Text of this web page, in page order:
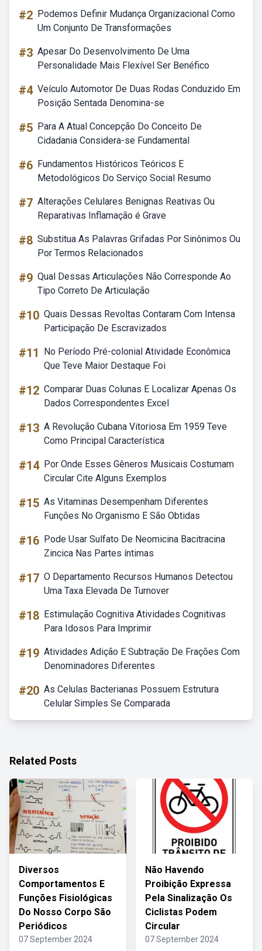
#2 Podemos Definir Mudança Organizacional Como
Um Conjunto De Transformações
#3 Apesar Do Desenvolvimento De Uma
Personalidade Mais Flexível Ser Benéfico
#4 Veículo Automotor De Duas Rodas Conduzido Em
Posição Sentada Denomina-se
#5 Para A Atual Concepção Do Conceito De
Cidadania Considera-se Fundamental
#6 Fundamentos Históricos Teóricos E
Metodológicos Do Serviço Social Resumo
#7 Alterações Celulares Benignas Reativas Ou
Reparativas Inflamação é Grave
#8 Substitua As Palavras Grifadas Por Sinônimos Ou
Por Termos Relacionados
#9 Qual Dessas Articulações Não Corresponde Ao
Tipo Correto De Articulação
#10 Quais Dessas Revoltas Contaram Com Intensa
Participação De Escravizados
#11
No Período Pré-colonial Atividade Econômica
Que Teve Maior Destaque Foi
#12 Comparar Duas Colunas E Localizar Apenas Os
Dados Correspondentes Excel
#13 A Revolução Cubana Vitoriosa Em 1959 Teve
Como Principal Característica
#14 Por Onde Esses Gêneros Musicais Costumam
Circular Cite Alguns Exemplos
#15 As Vitaminas Desempenham Diferentes
Funções No Organismo E São Obtidas
#16 Pode Usar Sulfato De Neomicina Bacitracina
Zincica Nas Partes íntimas
#17 O Departamento Recursos Humanos Detectou
Uma Taxa Elevada De Turnover
#18 Estimulação Cognitiva Atividades Cognitivas
Para Idosos Para Imprimir
#19 Atividades Adição E Subtração De Frações Com
Denominadores Diferentes
#20 As Celulas Bacterianas Possuem Estrutura
Celular Simples Se Comparada
Related Posts
Diversos
Comportamentos E
Funções Fisiológicas
Do Nosso Corpo São
Periódicos
07 September 2024
Não Havendo
Proibição Expressa
Pela Sinalização Os
Ciclistas Podem
Circular
07 September 2024